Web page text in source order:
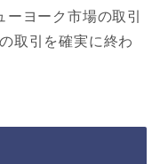
ヨーク市場の取引
取引を確実に終わ